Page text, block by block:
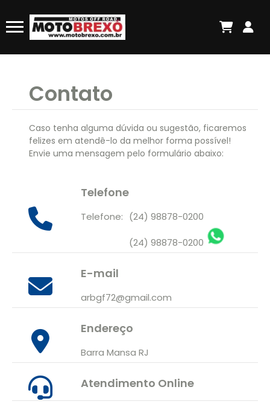
Contato
Caso tenha alguma dúvida ou sugestão, ficaremos
felizes em atendê-lo da melhor forma possível!
Envie uma mensagem pelo formulário abaixo:
Telefone
Telefone: (24) 98878-0200
(24) 98878-0200
E-mail
arbgf72@gmail.com
Endereço
Barra Mansa RJ
Atendimento Online